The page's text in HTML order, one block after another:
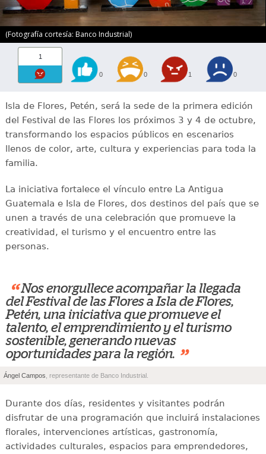
(Fotografía cortesía: Banco Industrial)
1
0 0 1 0
Isla de Flores, Petén, será la sede de la primera edición
del Festival de las Flores los próximos 3 y 4 de octubre,
transformando los espacios públicos en escenarios
llenos de color, arte, cultura y experiencias para toda la
familia.
La iniciativa fortalece el vínculo entre La Antigua
Guatemala e Isla de Flores, dos destinos del país que se
unen a través de una celebración que promueve la
creatividad, el turismo y el encuentro entre las
personas.
“ Nos enorgullece acompañar la llegada
del Festival de las Flores a Isla de Flores,
Petén, una iniciativa que promueve el
talento, el emprendimiento y el turismo
sostenible, generando nuevas
oportunidades para la región. ”
Ángel Campos , representante de Banco Industrial.
Durante dos días, residentes y visitantes podrán
disfrutar de una programación que incluirá instalaciones
florales, intervenciones artísticas, gastronomía,
actividades culturales, espacios para emprendedores,